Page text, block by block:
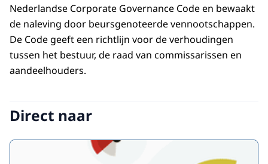
Nederlandse Corporate Governance Code en bewaakt
de naleving door beursgenoteerde vennootschappen.
De Code geeft een richtlijn voor de verhoudingen
tussen het bestuur, de raad van commissarissen en
aandeelhouders.
Direct naar